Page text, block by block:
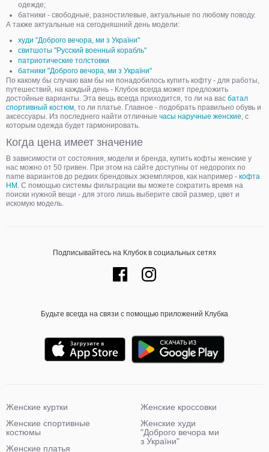
одежде;
батники - свободные, разностилевые, актуальные по любому поводу.
А также актуальные на сегодняшний день модели:
худи "Доброго вечора, ми з України"
свитшоты "Русский военный корабль"
патриотические толстовки
батники "Доброго вечора, ми з України"
По какому бы случаю вам бы ни понадобилось купить кофту - для работы,
путешествий, на каждый день - Клубок всегда может предложить
достойные варианты. Эта вещь всегда приходится, то ли на вас батал
спортивный костюм, то ли платье. Главное - подобрать правильно обувь и
аксессуары. Из последнего найти отличные часы наручные женские, с
которым одежда будет гармонировать.
Когда цена имеет значение
В зависимости от состояния, модели и бренда, купить кофты женские у
нас можно от 50 гривен. При этом на сайте доступны от недорогих no
name вариантов до редких брендовых экземпляров, как например - кофта
HM . С помощью системы фильтрации вы можете сократить время на
поиски нужной вещи - для этого лишь выберите свой размер, цвет и
искомую модель.
Подписывайтесь на Клубок в социальных сетях
Будьте всегда на связи с помощью приложений Клубка
Женские куртки
Женские спортивные
костюмы
Женские платья
Женские кроссовки
Женские худи
"Доброго вечора ми
з України"